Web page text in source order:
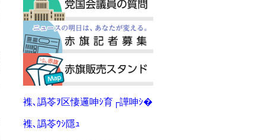
襍､譌苓ｦ区悽邏呻ｼ育┌譁呻ｼ�
襍､譌苓ｳｼ隱ｭ